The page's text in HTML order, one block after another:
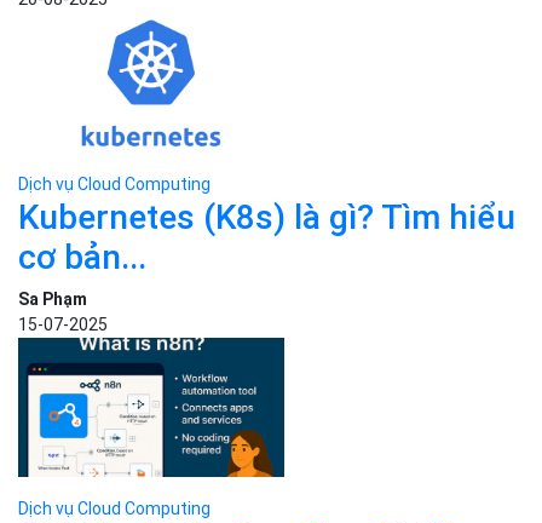
Dịch vụ Cloud Computing
N8N là gì? Hướng dẫn cài đặt
và...
Sa Phạm
29-07-2025